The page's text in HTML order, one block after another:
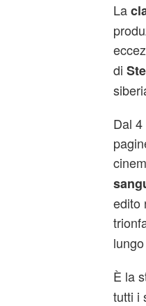
La
di
Dal
edito
È la
tutti i